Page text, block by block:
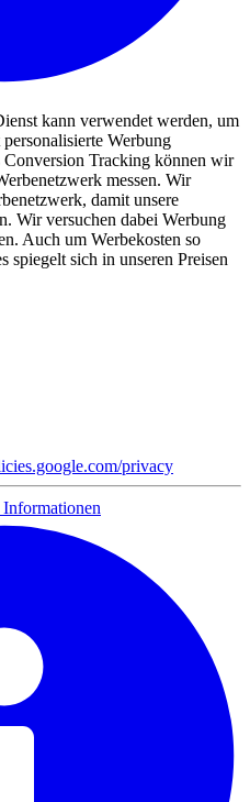
kann verwendet werden, um
Werbung
Tracking können wir
messen. Wir
damit unsere
Wir versuchen dabei Werbung
Auch um Werbekosten so
spiegelt sich in unseren Preisen
privacy
Informationen